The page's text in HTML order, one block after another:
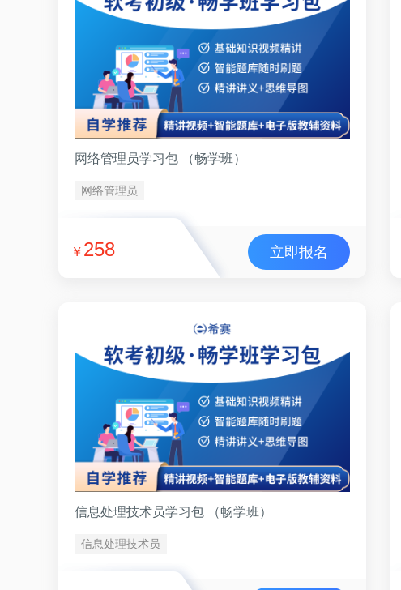
网络管理员学习包 （畅学班）
网络管理员
￥ 258 立即报名
信息处理技术员学习包 （畅学班）
信息处理技术员